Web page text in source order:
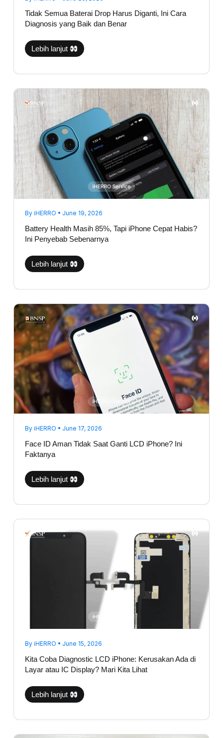
Tidak Semua Baterai Drop Harus Diganti, Ini Cara
Diagnosis yang Baik dan Benar
Lebih lanjut
By iHERRO • June 19, 2026
Battery Health Masih 85%, Tapi iPhone Cepat Habis?
Ini Penyebab Sebenarnya
Battery
Health
Masih
85%,
Tapi
iPhone
Cepat
Habis?
Ini
Penyebab
Sebenarnya
Lebih lanjut
By iHERRO • June 17, 2026
Face ID Aman Tidak Saat Ganti LCD iPhone? Ini
Faktanya
Face
ID
Aman
Tidak
Saat
Ganti
LCD
iPhone?
Ini
Faktanya
Lebih lanjut
By iHERRO • June 15, 2026
Kita Coba Diagnostic LCD iPhone: Kerusakan Ada di
Layar atau IC Display? Mari Kita Lihat
Diagnostic
Lebih lanjut